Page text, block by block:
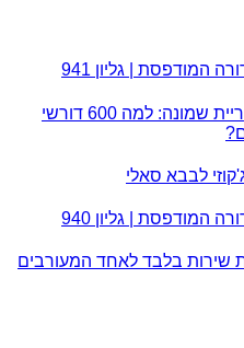
המודפסת | גליון 941
המספרים המפתיעים של קריית שמונה: למה 600 דורשי
לבבא סאלי
המודפסת | גליון 940
שירות בלבד לאחד המעורבים